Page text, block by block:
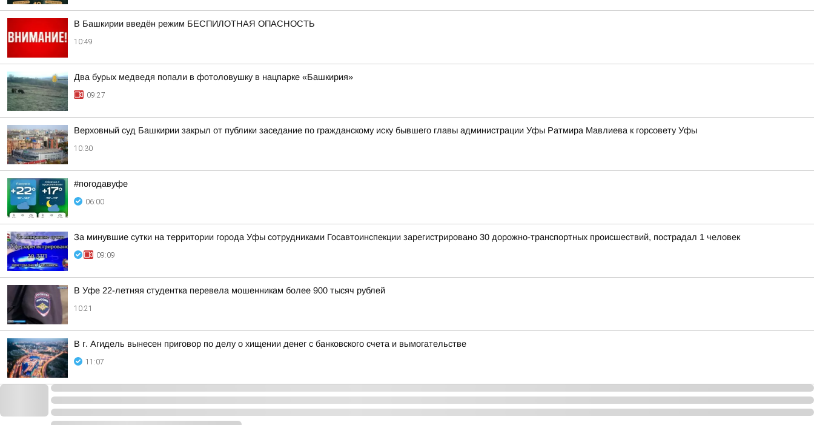
В Башкирии введён режим БЕСПИЛОТНАЯ ОПАСНОСТЬ
10:49
Два бурых медведя попали в фотоловушку в нацпарке «Башкирия»
09:27
Верховный суд Башкирии закрыл от публики заседание по гражданскому иску бывшего главы администрации Уфы Ратмира Мавлиева к горсовету Уфы
10:30
#погодавуфе
06:00
За минувшие сутки на территории города Уфы сотрудниками Госавтоинспекции зарегистрировано 30 дорожно-транспортных происшествий, пострадал 1 человек
09:09
В Уфе 22-летняя студентка перевела мошенникам более 900 тысяч рублей
10:21
В г. Агидель вынесен приговор по делу о хищении денег с банковского счета и вымогательстве
11:07